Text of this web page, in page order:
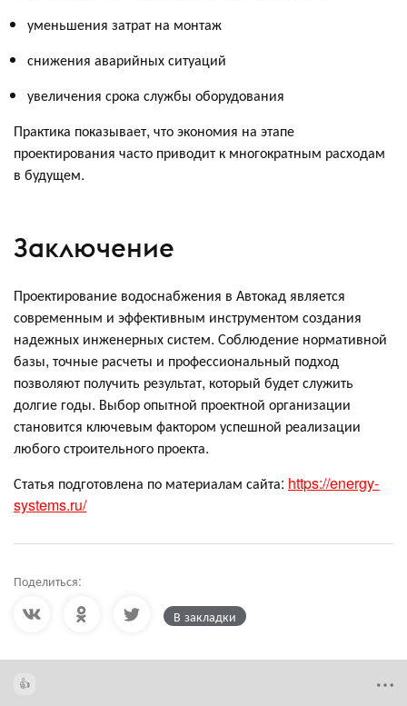
уменьшения затрат на монтаж
снижения аварийных ситуаций
увеличения срока службы оборудования
Практика показывает, что экономия на этапе
проектирования часто приводит к многократным расходам
в будущем.
Заключение
Проектирование водоснабжения в Автокад является
современным и эффективным инструментом создания
надежных инженерных систем. Соблюдение нормативной
базы, точные расчеты и профессиональный подход
позволяют получить результат, который будет служить
долгие годы. Выбор опытной проектной организации
становится ключевым фактором успешной реализации
любого строительного проекта.
Статья подготовлена по материалам сайта: https://energy-
systems.ru/
Поделиться:
В закладки